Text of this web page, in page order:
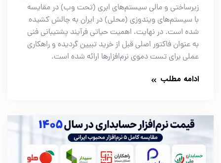
زیرساختی و مالی سیستم‌های ابری (تحت وب) در مقایسه
با سیستم‌های ویندوزی (محلی) در ایران به چالش کشیده
شده است. در نهایت، اهمیت حیاتی فرآیند پشتیبانی فنی
به عنوان فاکتور اصلی قبل از خرید تبیین گردیده و راهکاری
عملی برای تست دموی نرم‌افزارها ارائه شده است.
ادامه مطلب